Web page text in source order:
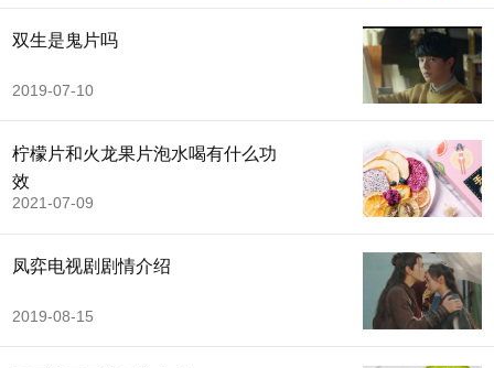
双生是鬼片吗
2019-07-10
柠檬片和火龙果片泡水喝有什么功
效
2021-07-09
凤弈电视剧剧情介绍
2019-08-15